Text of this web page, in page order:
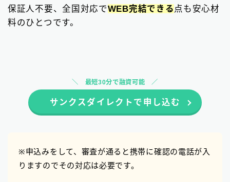
保証人不要、全国対応でWEB完結できる 点も安心材
料のひとつです。
最短30分で融資可能
サンクスダイレクトで申し込む
※申込みをして、審査が通ると携帯に確認の電話が入
りますのでその対応は必要です。